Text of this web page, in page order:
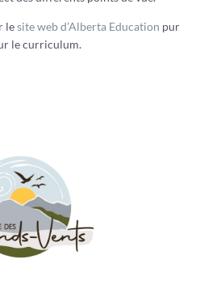
lesite web d’Alberta Education pur
le curriculum.